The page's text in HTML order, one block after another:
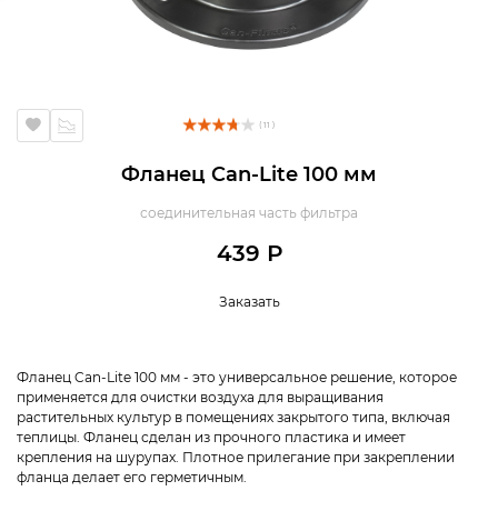
( 11 )
Фланец Can-Lite 100 мм
соединительная часть фильтра
439 Р
Заказать
Фланец Can-Lite 100 мм - это универсальное решение, которое
применяется для очистки воздуха для выращивания
растительных культур в помещениях закрытого типа, включая
теплицы. Фланец сделан из прочного пластика и имеет
крепления на шурупах. Плотное прилегание при закреплении
фланца делает его герметичным.